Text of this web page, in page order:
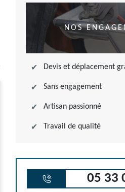
NOS
Devis et déplacement
Sans engagement
Artisan passionné
Travail de qualité
05 33